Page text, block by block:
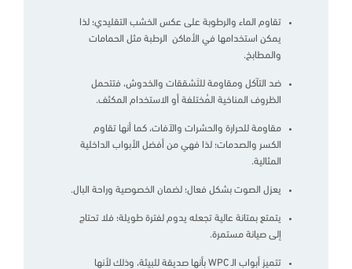
تقاوم الماء والرطوبة على عكس الخشب التقليدي؛ لذا
يمكن استخدامها في الأماكن الرطبة مثل الحمامات
والمطابخ.
ضد التآكل ومقاومة للتَشققات والخدوش، فتتحمل
الظروف المناخية المُختلفة أو الاستخدام المكثف.
مقاومة للحرارة والحشرات والآفات، كما أنها تقاوم
الكسر والصدمات؛ لذا فهي من أفضل الأبواب الداخلية
المثالية.
يعزل الصوت بشكل فعال؛ لضمان الخصوصية وراحة البال.
يتمتع بمتانة عالية تجعله يدوم لفترة طويلة؛ فلا تحتاج
إلى صيانة مستمرة.
تتميز أبواب الـ WPC بأنها صديقة للبيئة، وذلك لأنها